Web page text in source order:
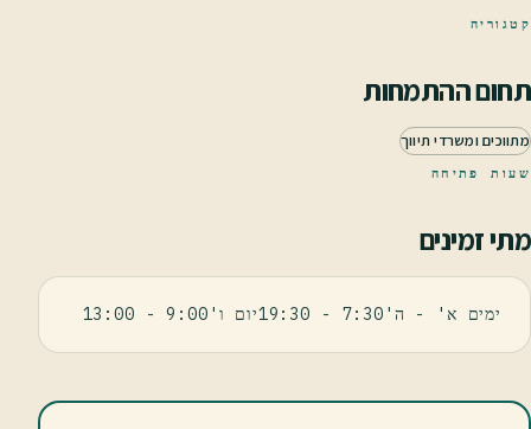
קטגוריה
תחום ההתמחות
מתווכים ומשרדי תיווך
שעות פתיחה
מתי זמינים
ימים א' - ה'7:30 - 19:30יום ו'9:00 - 13:00